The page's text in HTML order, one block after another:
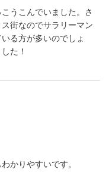
うこんでいました。さ
街なのでサラリーマン
る方が多いのでしょ
た！
かりやすいです。